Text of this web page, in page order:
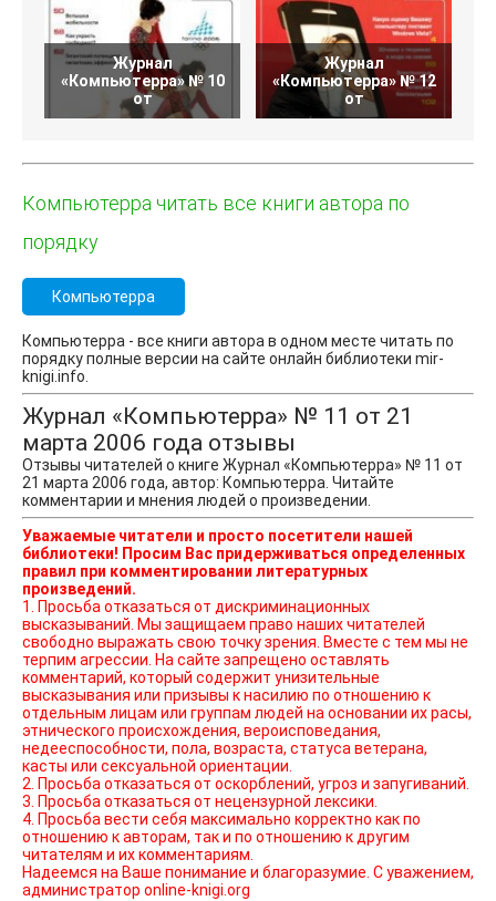
Журнал
«Компьютерра» № 10
от
Журнал
«Компьютерра» № 12
от
Компьютерра читать все книги автора по
порядку
Компьютерра
Компьютерра - все книги автора в одном месте читать по
порядку полные версии на сайте онлайн библиотеки mir-
knigi.info.
Журнал «Компьютерра» № 11 от 21
марта 2006 года отзывы
Отзывы читателей о книге Журнал «Компьютерра» № 11 от
21 марта 2006 года, автор: Компьютерра. Читайте
комментарии и мнения людей о произведении.
Уважаемые читатели и просто посетители нашей
библиотеки! Просим Вас придерживаться определенных
правил при комментировании литературных
произведений.
1. Просьба отказаться от дискриминационных
высказываний. Мы защищаем право наших читателей
свободно выражать свою точку зрения. Вместе с тем мы не
терпим агрессии. На сайте запрещено оставлять
комментарий, который содержит унизительные
высказывания или призывы к насилию по отношению к
отдельным лицам или группам людей на основании их расы,
этнического происхождения, вероисповедания,
недееспособности, пола, возраста, статуса ветерана,
касты или сексуальной ориентации.
2. Просьба отказаться от оскорблений, угроз и запугиваний.
3. Просьба отказаться от нецензурной лексики.
4. Просьба вести себя максимально корректно как по
отношению к авторам, так и по отношению к другим
читателям и их комментариям.
Надеемся на Ваше понимание и благоразумие. С уважением,
администратор online-knigi.org